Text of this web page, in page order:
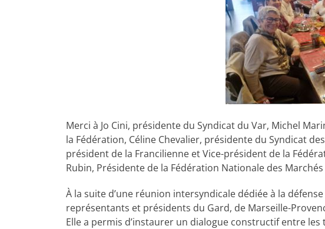
Merci à Jo Cini, présidente du Syndicat du Var, Michel
la Fédération, Céline Chevalier, présidente du Syndicat
président de la Francilienne et Vice-président de la
Rubin, Présidente de la Fédération Nationale des Marchés
À la suite d’une réunion intersyndicale dédiée à la
représentants et présidents du Gard, de Marseille-
Elle a permis d’instaurer un dialogue constructif entre